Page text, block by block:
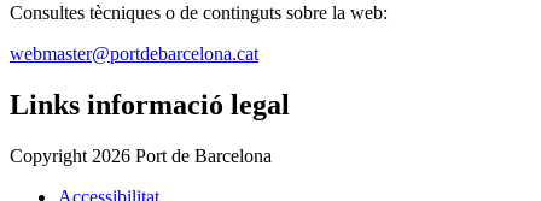
Consultes tècniques o de continguts sobre la web:
webmaster@portdebarcelona.cat
Links informació legal
Copyright 2026 Port de Barcelona
Accessibilitat